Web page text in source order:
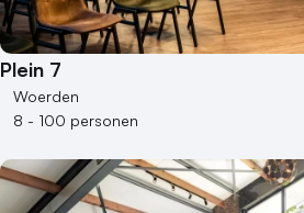
Plein 7
Woerden
8 - 100 personen